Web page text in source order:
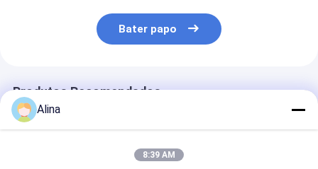
Bater papo
Produtos Recomendados
Alina
8:39 AM